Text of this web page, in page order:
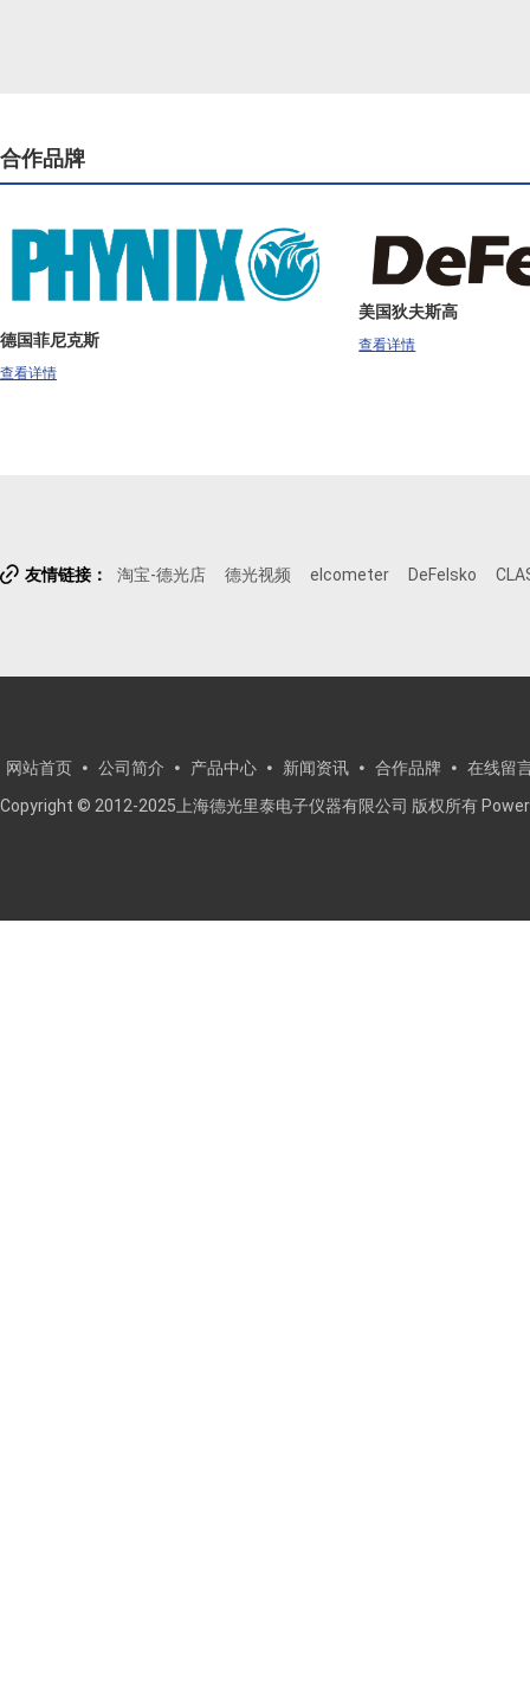
合作品牌
德国菲尼克斯
查看详情
美国狄夫斯高
查看详情
 友情链接： 淘宝-德光店 德光视频 elcometer DeFelsko
网站首页 公司简介 产品中心 新闻资讯 合作品牌
在线留
Copyright © 2012-2025上海德光里泰电子仪器有限公司 版权所有